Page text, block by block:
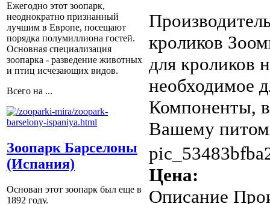
Ежегодно этот зоопарк,
неоднократно признанный
лучшим в Европе, посещают
порядка полумиллиона гостей.
Основная специализация
зоопарка - разведение животных
и птиц исчезающих видов.
Всего на ...
Зоопарк Барселоны
(Испания)
Основан этот зоопарк был еще в
1892 году.
кроликов
для кроликов
необходимое
Компоненты,
Вашему
Цена:
Описание